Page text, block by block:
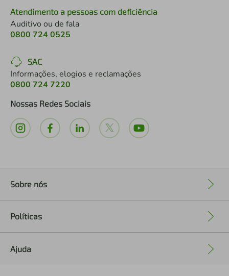
Atendimento a pessoas com deficiência
Auditivo ou de fala
0800 724 0525
SAC
Informações, elogios e reclamações
0800 724 7220
Nossas Redes Sociais
Sobre nós
Políticas
Ajuda